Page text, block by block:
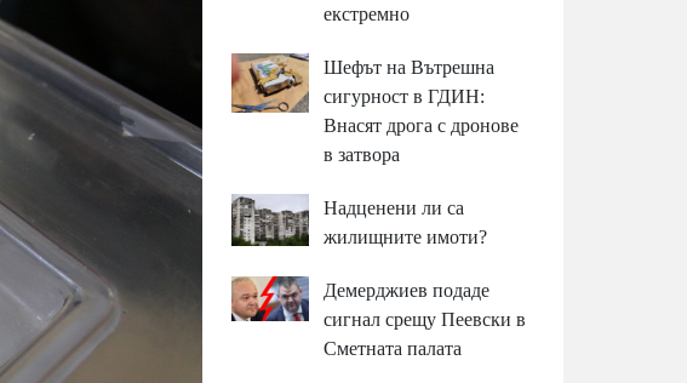
екстремно
Шефът на Вътрешна
сигурност в ГДИН:
Внасят дрога с дронове
в затвора
Надценени ли са
жилищните имоти?
Демерджиев подаде
сигнал срещу Пеевски в
Сметната палата